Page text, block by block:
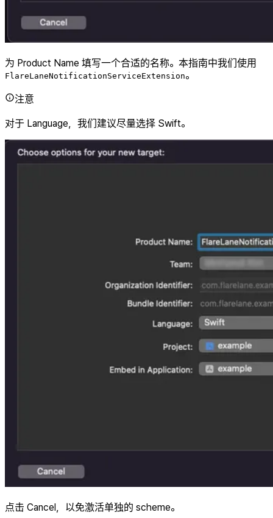
为 Product Name 填写一个合适的名称。本指南中我们使用
FlareLaneNotificationServiceExtension。
注意
对于 Language，我们建议尽量选择 Swift。
点击 Cancel，以免激活单独的 scheme。